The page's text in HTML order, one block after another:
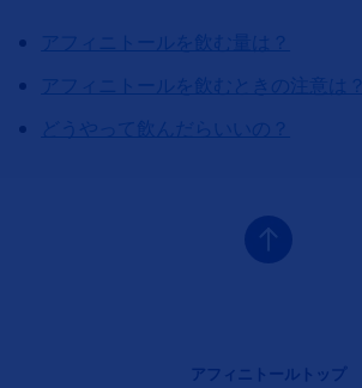
アフィニトールを飲む量は？
アフィニトールを飲むときの注意は？
どうやって飲んだらいいの？
アフィニトールトップ